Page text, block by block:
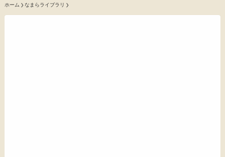
ホーム なまらライブラリ